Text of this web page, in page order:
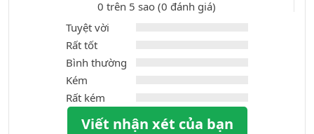
0 trên 5 sao (0 đánh giá)
Tuyệt vời
Rất tốt
Bình thường
Kém
Rất kém
Viết nhận xét của bạn